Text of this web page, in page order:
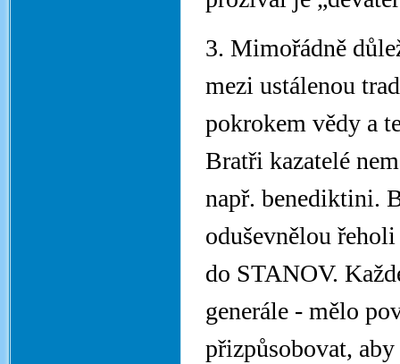
3. Mimořádně
mezi ustálenou
pokrokem vědy a
Bratři kazatelé
např. benediktini.
oduševnělou
do STANOV.
generále - mělo
přizpůsobovat,